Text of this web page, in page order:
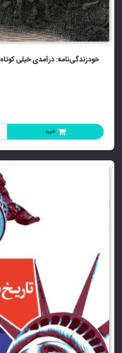
خودزندگی‌نامه: درآمدی خیلی کوتاه
خرید